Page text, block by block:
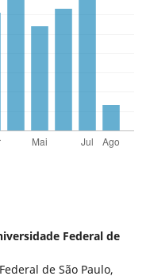
Federal de
de São Paulo,